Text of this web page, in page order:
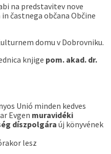
na predstavitev nove
in častnega občana Občine
domu v Dobrovniku.
knjige pom. akad. dr.
Unió minden kedves
Evgen muravidéki
díszpolgára új könyvének
lesz